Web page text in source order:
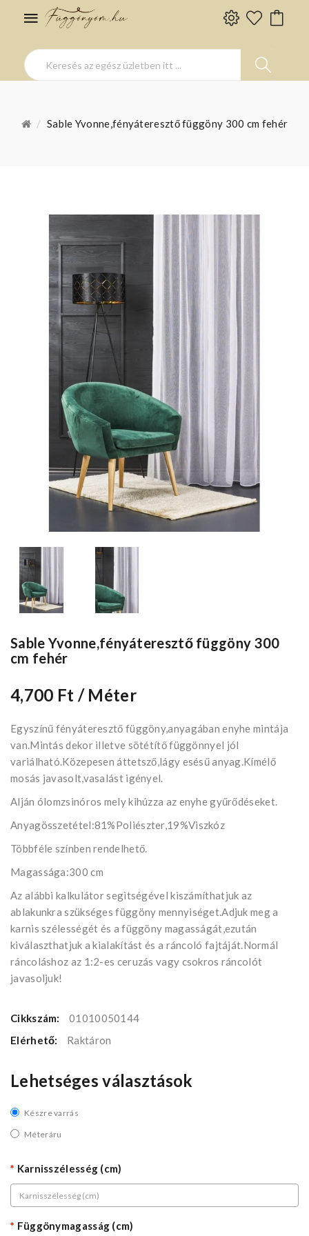
Sable Yvonne,fényáteresztő függöny 300 cm fehér
Sable Yvonne,fényáteresztő függöny 300
cm fehér
4,700 Ft / Méter
Egyszínű fényáteresztő függöny,anyagában enyhe mintája
van.Mintás dekor illetve sötétítő függönnyel jól
variálható.Közepesen áttetsző,lágy esésű anyag.Kímélő
mosás javasolt,vasalást igényel.
Alján ólomzsinóros mely kihúzza az enyhe gyűrődéseket.
Anyagösszetétel:81%Poliészter,19%Viszkóz
Többféle színben rendelhető.
Magassága:300 cm
Az alábbi kalkulátor segìtségével kiszámíthatjuk az
ablakunkra szükséges függöny mennyiséget.Adjuk meg a
karnis szélességét és a függöny magasságát,ezután
kiválaszthatjuk a kialakítást és a ráncoló fajtáját.Normál
ráncoláshoz az 1:2-es ceruzás vagy csokros ráncolót
javasoljuk!
Cikkszám:
01010050144
Elérhető:
Raktáron
Lehetséges választások
Készre varrás
Méteráru
Karnisszélesség (cm)
Függönymagasság (cm)